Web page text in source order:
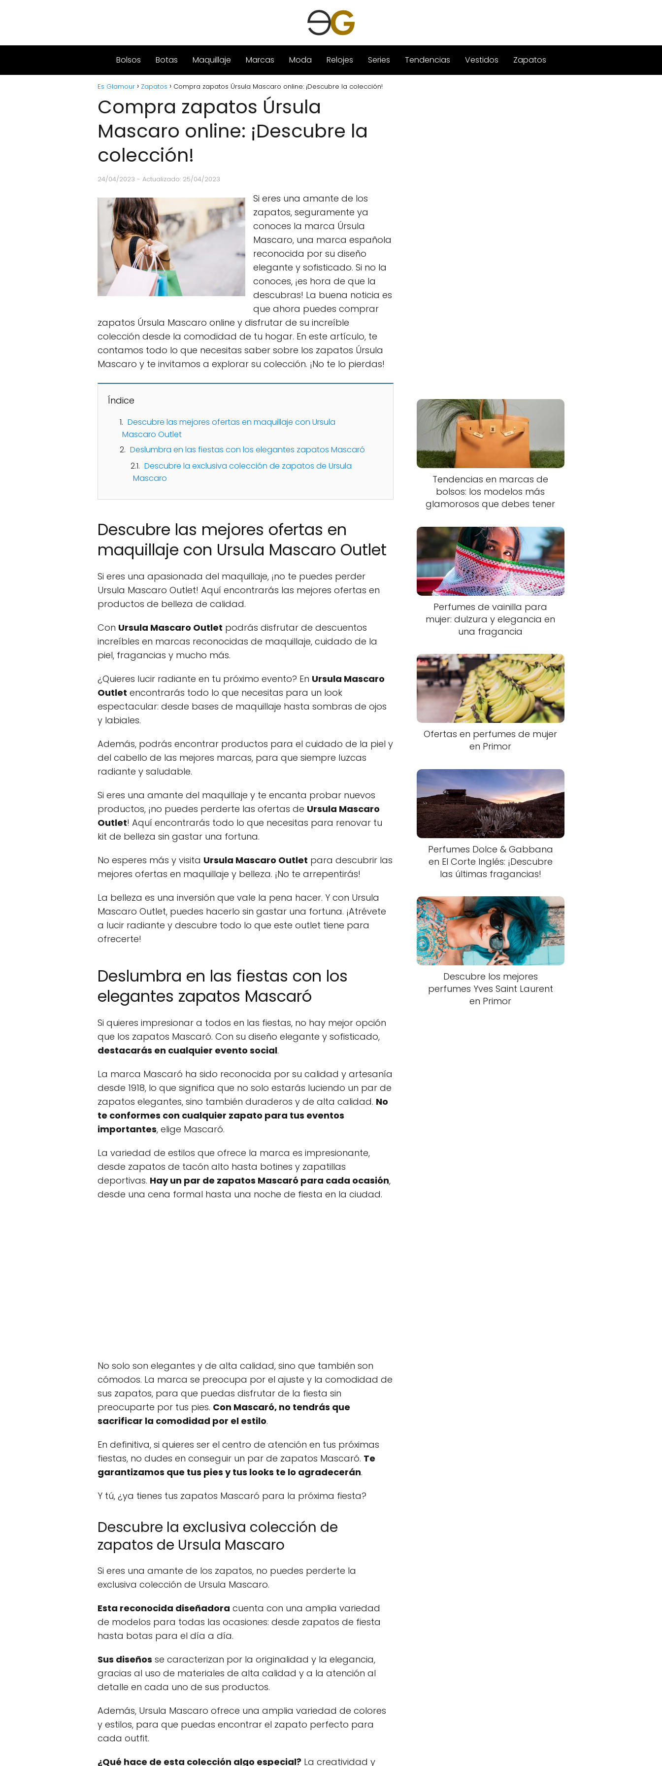
Bolsos Botas Maquillaje Marcas Moda Relojes Series Tendencias Vestidos Zapatos
Es Glamour Zapatos Compra zapatos Úrsula Mascaro online: ¡Descubre la colección!
Compra zapatos Úrsula
Mascaro online: ¡Descubre la
colección!
24/04/2023 - Actualizado: 25/04/2023
Si eres una amante de los
zapatos, seguramente ya
conoces la marca Úrsula
Mascaro, una marca española
reconocida por su diseño
elegante y sofisticado. Si no la
conoces, ¡es hora de que la
descubras! La buena noticia es
que ahora puedes comprar
zapatos Úrsula Mascaro online y disfrutar de su increíble
colección desde la comodidad de tu hogar. En este artículo, te
contamos todo lo que necesitas saber sobre los zapatos Úrsula
Mascaro y te invitamos a explorar su colección. ¡No te lo pierdas!
Índice
Descubre las mejores ofertas en maquillaje con Ursula
Mascaro Outlet
Deslumbra en las fiestas con los elegantes zapatos Mascaró
Descubre la exclusiva colección de zapatos de Ursula
Mascaro
Descubre las mejores ofertas en
maquillaje con Ursula Mascaro Outlet
Si eres una apasionada del maquillaje, ¡no te puedes perder
Ursula Mascaro Outlet! Aquí encontrarás las mejores ofertas en
productos de belleza de calidad.
Con Ursula Mascaro Outlet podrás disfrutar de descuentos
increíbles en marcas reconocidas de maquillaje, cuidado de la
piel, fragancias y mucho más.
¿Quieres lucir radiante en tu próximo evento? En Ursula Mascaro
Outlet encontrarás todo lo que necesitas para un look
espectacular: desde bases de maquillaje hasta sombras de ojos
y labiales.
Además, podrás encontrar productos para el cuidado de la piel y
del cabello de las mejores marcas, para que siempre luzcas
radiante y saludable.
Si eres una amante del maquillaje y te encanta probar nuevos
productos, ¡no puedes perderte las ofertas de Ursula Mascaro
Outlet! Aquí encontrarás todo lo que necesitas para renovar tu
kit de belleza sin gastar una fortuna.
No esperes más y visita Ursula Mascaro Outlet para descubrir las
mejores ofertas en maquillaje y belleza. ¡No te arrepentirás!
La belleza es una inversión que vale la pena hacer. Y con Ursula
Mascaro Outlet, puedes hacerlo sin gastar una fortuna. ¡Atrévete
a lucir radiante y descubre todo lo que este outlet tiene para
ofrecerte!
Deslumbra en las fiestas con los
elegantes zapatos Mascaró
Si quieres impresionar a todos en las fiestas, no hay mejor opción
que los zapatos Mascaró. Con su diseño elegante y sofisticado,
destacarás en cualquier evento social.
La marca Mascaró ha sido reconocida por su calidad y artesanía
desde 1918, lo que significa que no solo estarás luciendo un par de
zapatos elegantes, sino también duraderos y de alta calidad. No
te conformes con cualquier zapato para tus eventos
importantes, elige Mascaró.
La variedad de estilos que ofrece la marca es impresionante,
desde zapatos de tacón alto hasta botines y zapatillas
deportivas. Hay un par de zapatos Mascaró para cada ocasión,
desde una cena formal hasta una noche de fiesta en la ciudad.
No solo son elegantes y de alta calidad, sino que también son
cómodos. La marca se preocupa por el ajuste y la comodidad de
sus zapatos, para que puedas disfrutar de la fiesta sin
preocuparte por tus pies. Con Mascaró, no tendrás que
sacrificar la comodidad por el estilo.
En definitiva, si quieres ser el centro de atención en tus próximas
fiestas, no dudes en conseguir un par de zapatos Mascaró. Te
garantizamos que tus pies y tus looks te lo agradecerán.
Y tú, ¿ya tienes tus zapatos Mascaró para la próxima fiesta?
Descubre la exclusiva colección de
zapatos de Ursula Mascaro
Si eres una amante de los zapatos, no puedes perderte la
exclusiva colección de Ursula Mascaro.
Esta reconocida diseñadora cuenta con una amplia variedad
de modelos para todas las ocasiones: desde zapatos de fiesta
hasta botas para el día a día.
Sus diseños se caracterizan por la originalidad y la elegancia,
gracias al uso de materiales de alta calidad y a la atención al
detalle en cada uno de sus productos.
Además, Ursula Mascaro ofrece una amplia variedad de colores
y estilos, para que puedas encontrar el zapato perfecto para
cada outfit.
¿Qué hace de esta colección algo especial? La creatividad y
Tendencias en marcas de
bolsos: los modelos más
glamorosos que debes tener
Perfumes de vainilla para
mujer: dulzura y elegancia en
una fragancia
Ofertas en perfumes de mujer
en Primor
Perfumes Dolce & Gabbana
en El Corte Inglés: ¡Descubre
las últimas fragancias!
Descubre los mejores
perfumes Yves Saint Laurent
en Primor